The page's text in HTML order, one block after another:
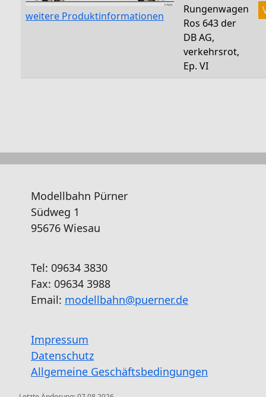
weitere Produktinformationen
Rungenwagen
Ros 643 der
DB AG,
verkehrsrot,
Ep. VI
Modellbahn Pürner
Südweg 1
95676 Wiesau
Tel: 09634 3830
Fax: 09634 3988
Email: modellbahn@puerner.de
Impressum
Datenschutz
Allgemeine Geschäftsbedingungen